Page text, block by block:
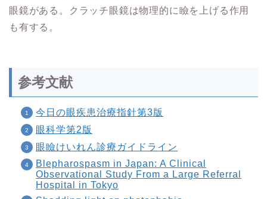
眼鏡がある。クラッチ眼鏡は物理的に瞼を上げる作用
も有する。
参考文献
今日の眼疾患治療指針第3版
眼科学第2版
眼瞼けいれん診療ガイドライン
Blepharospasm in Japan: A Clinical
Observational Study From a Large Referral
Hospital in Tokyo